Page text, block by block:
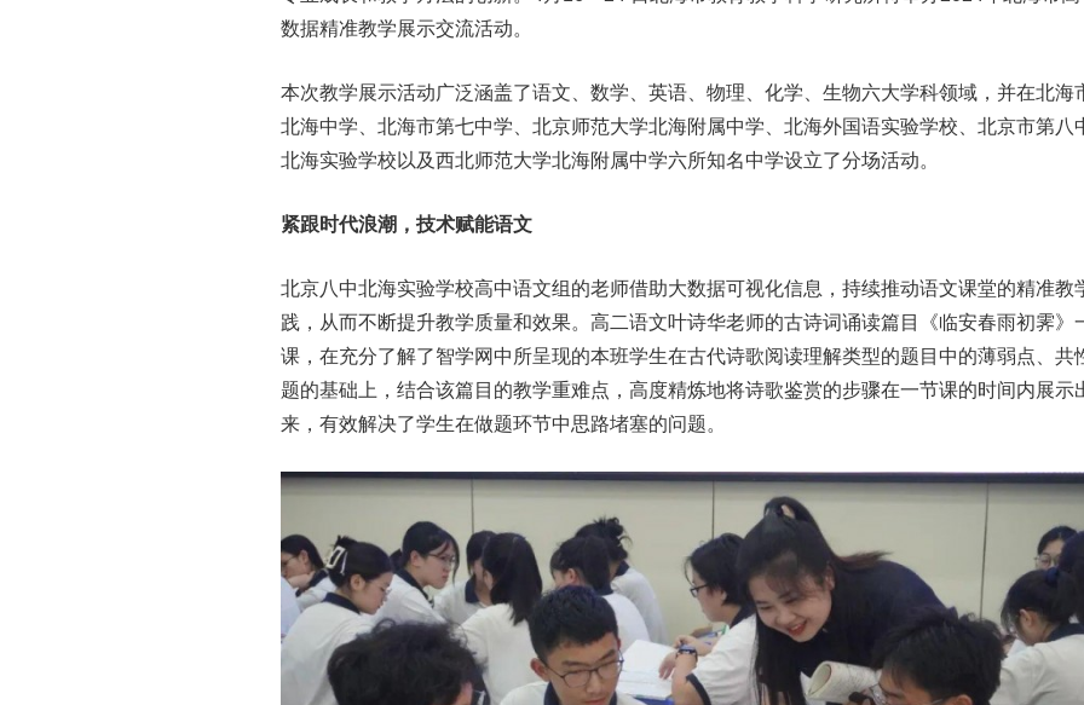
数据精准教学展示交流活动。
本次教学展示活动广泛涵盖了语文、数学、英语、物理、化学、生物六大学科领域，并在北海
北海中学、北海市第七中学、北京师范大学北海附属中学、北海外国语实验学校、北京市第八
北海实验学校以及西北师范大学北海附属中学六所知名中学设立了分场活动。
紧跟时代浪潮，技术赋能语文
北京八中北海实验学校高中语文组的老师借助大数据可视化信息，持续推动语文课堂的精准教
践，从而不断提升教学质量和效果。高二语文叶诗华老师的古诗词诵读篇目《临安春雨初霁》
课，在充分了解了智学网中所呈现的本班学生在古代诗歌阅读理解类型的题目中的薄弱点、共
题的基础上，结合该篇目的教学重难点，高度精炼地将诗歌鉴赏的步骤在一节课的时间内展示
来，有效解决了学生在做题环节中思路堵塞的问题。